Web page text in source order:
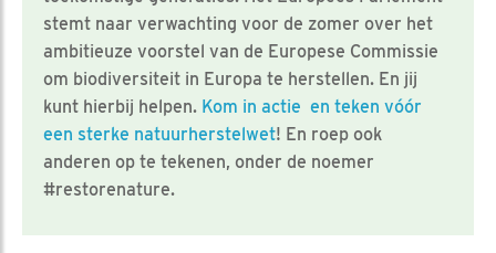
stemt naar verwachting voor de zomer over het
ambitieuze voorstel van de Europese Commissie
om biodiversiteit in Europa te herstellen. En jij
kunt hierbij helpen. Kom in actie en teken vóór
een sterke natuurherstelwet! En roep ook
anderen op te tekenen, onder de noemer
#restorenature.